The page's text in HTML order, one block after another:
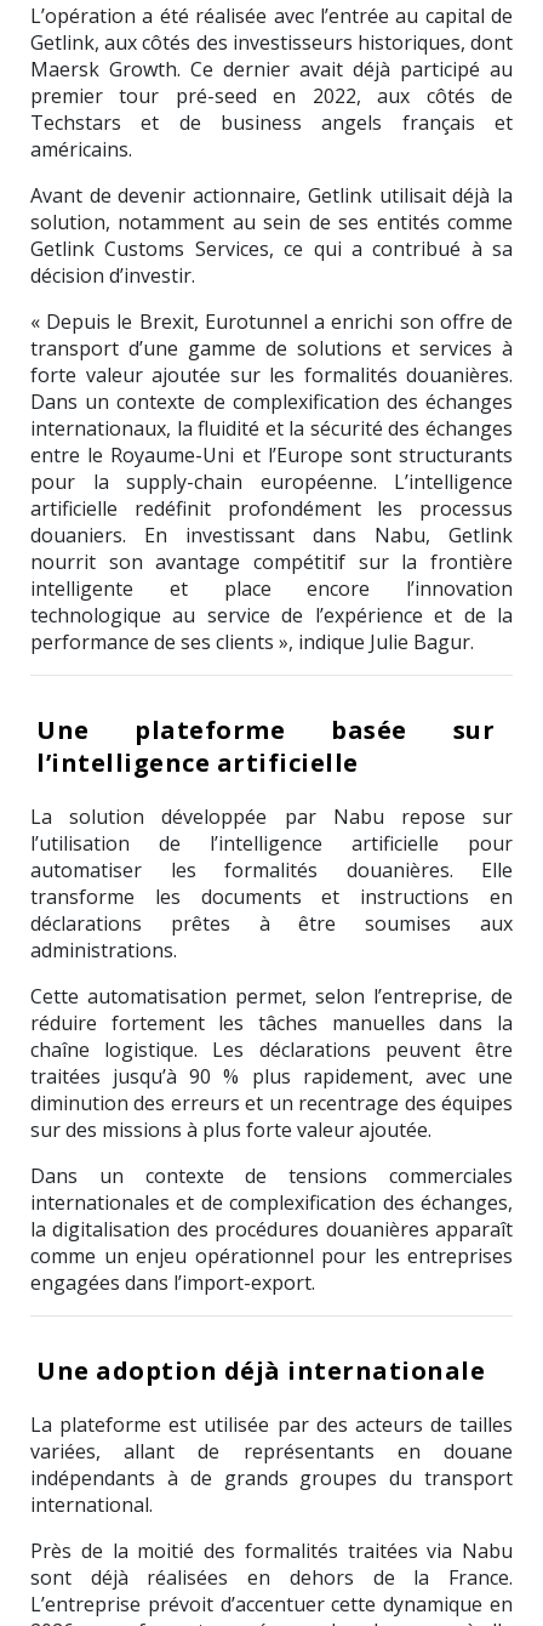
L’opération a été réalisée avec l’entrée au capital de
Getlink, aux côtés des investisseurs historiques, dont
Maersk Growth. Ce dernier avait déjà participé au
premier tour pré-seed en 2022, aux côtés de
Techstars et de business angels français et
américains.
Avant de devenir actionnaire, Getlink utilisait déjà la
solution, notamment au sein de ses entités comme
Getlink Customs Services, ce qui a contribué à sa
décision d’investir.
« Depuis le Brexit, Eurotunnel a enrichi son offre de
transport d’une gamme de solutions et services à
forte valeur ajoutée sur les formalités douanières.
Dans un contexte de complexification des échanges
internationaux, la fluidité et la sécurité des échanges
entre le Royaume-Uni et l’Europe sont structurants
pour la supply-chain européenne. L’intelligence
artificielle redéfinit profondément les processus
douaniers. En investissant dans Nabu, Getlink
nourrit son avantage compétitif sur la frontière
intelligente et place encore l’innovation
technologique au service de l’expérience et de la
performance de ses clients », indique Julie Bagur.
Une plateforme basée sur
l’intelligence artificielle
La solution développée par Nabu repose sur
l’utilisation de l’intelligence artificielle pour
automatiser les formalités douanières. Elle
transforme les documents et instructions en
déclarations prêtes à être soumises aux
administrations.
Cette automatisation permet, selon l’entreprise, de
réduire fortement les tâches manuelles dans la
chaîne logistique. Les déclarations peuvent être
traitées jusqu’à 90 % plus rapidement, avec une
diminution des erreurs et un recentrage des équipes
sur des missions à plus forte valeur ajoutée.
Dans un contexte de tensions commerciales
internationales et de complexification des échanges,
la digitalisation des procédures douanières apparaît
comme un enjeu opérationnel pour les entreprises
engagées dans l’import-export.
Une adoption déjà internationale
La plateforme est utilisée par des acteurs de tailles
variées, allant de représentants en douane
indépendants à de grands groupes du transport
international.
Près de la moitié des formalités traitées via Nabu
sont déjà réalisées en dehors de la France.
L’entreprise prévoit d’accentuer cette dynamique en